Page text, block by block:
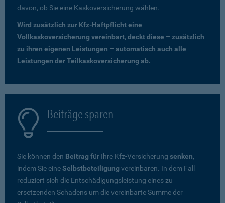
davon, ob Sie eine Kaskoversicherung wählen.
Wird zusätzlich zur Kfz-Haftpflicht eine
Vollkaskoversicherung vereinbart, deckt diese – zusätzlich
zu ihren eigenen Leistungen – automatisch auch alle
Leistungen der Teilkaskoversicherung ab.
Beiträge sparen
Sie können den Beitrag für Ihre Kfz-Versicherung senken,
indem Sie eineSelbstbeteiligung vereinbaren. In dem Fall
reduziert sich die Entschädigungsleistung eines zu
ersetzenden Schadens um die vereinbarte Summe der